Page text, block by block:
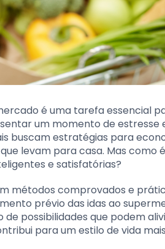
é uma tarefa essencial
um momento de
buscam estratégias para
levam para casa. Mas como
e satisfatórias?
métodos comprovados e
prévio das idas ao
de possibilidades que podem
para um estilo de vida